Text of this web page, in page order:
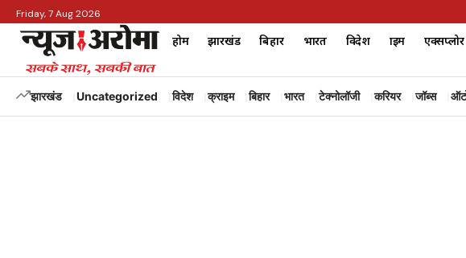
Friday, 7 Aug 2026
होम झारखंड बिहार भारत विदेश क्राइम एक्सप्लोर
झारखंड Uncategorized विदेश क्राइम बिहार भारत टेक्नोलॉजी करियर जॉब्स